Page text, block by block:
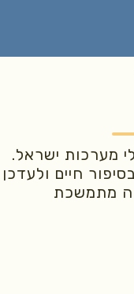
מערכות ישראל.
חיים ולעדכן
מתמשכת